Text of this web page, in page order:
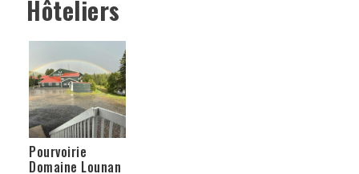
Hôteliers
Pourvoirie
Domaine Lounan